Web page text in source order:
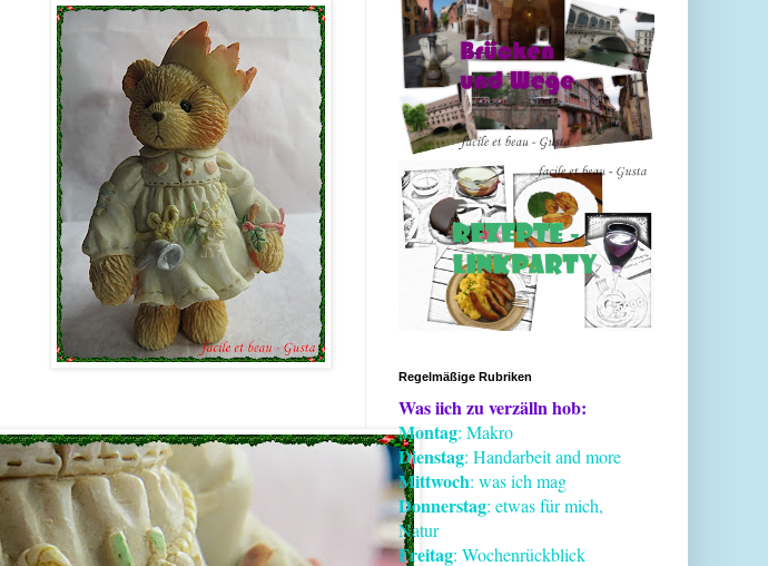
Regelmäßige Rubriken
Was iich zu verzälln hob:
Montag: Makro
Dienstag: Handarbeit and more
Mittwoch: was ich mag
Donnerstag: etwas für mich,
Natur
Freitag: Wochenrückblick